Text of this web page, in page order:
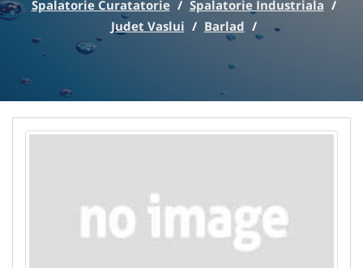
Spalatorie Curatatorie / Spalatorie Industriala /
Judet Vaslui / Barlad /